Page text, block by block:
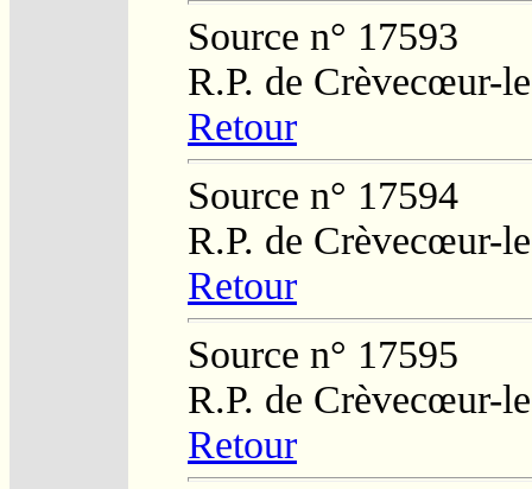
Source n° 17593
R.P. de Crèvecœur-
Retour
Source n° 17594
R.P. de Crèvecœur-
Retour
Source n° 17595
R.P. de Crèvecœur-
Retour